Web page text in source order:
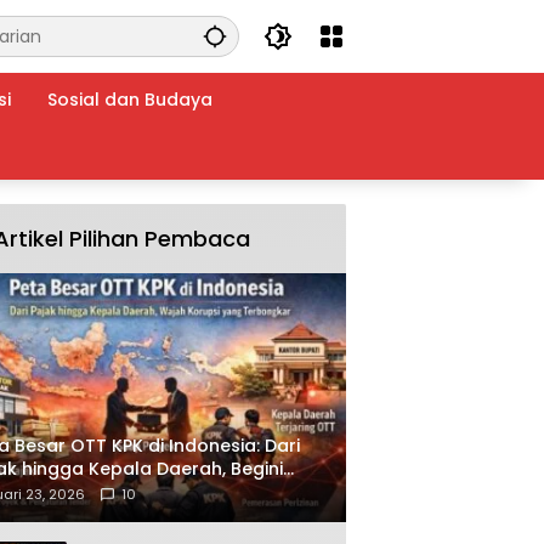
Sosial dan Budaya
Pilihan Pembaca
Besar OTT KPK di Indonesia: Dari
hingga Kepala Daerah, Begini
Korupsi yang Terbongkar
23, 2026 10